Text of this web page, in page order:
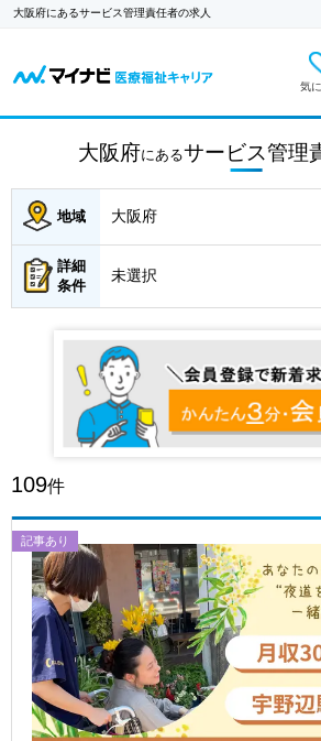
大阪府にあるサービス管理責任者の求人
気
大阪府にあるサービス管理
地域 大阪府
詳細
条件
未選択
109件
記事あり